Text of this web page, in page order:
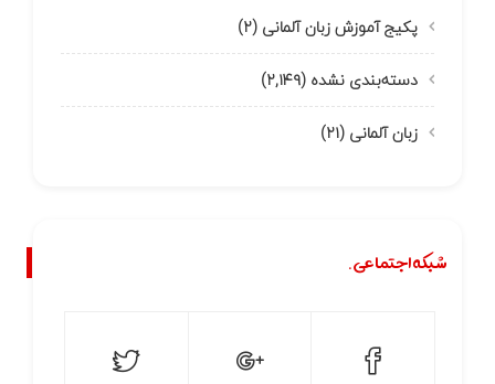
پکیج آموزش زبان آلمانی (۲)
دسته‌بندی نشده (۲,۱۴۹)
زبان آلمانی (۲۱)
شبکه اجتماعی.